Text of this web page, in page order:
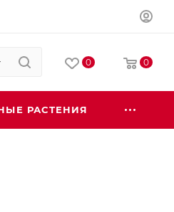
0 0
РАСТЕНИЯ